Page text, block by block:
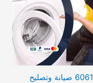
فني تصليح غسالات الضباعية 60615556 صيانة وتصليح